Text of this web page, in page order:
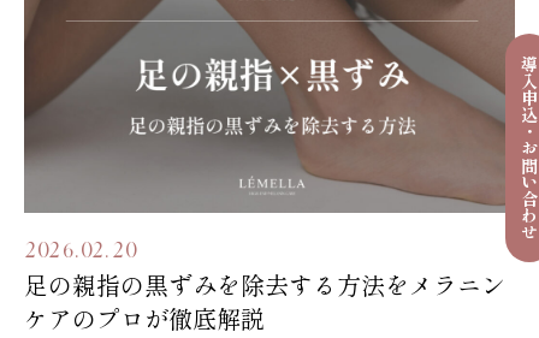
導入申込・
2026.02.20
足の親指の黒ずみを除去する方法をメラニン
ケアのプロが徹底解説